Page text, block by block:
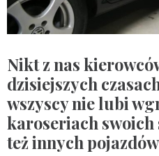
Nikt z nas
dzisiejszych
wszyscy nie lubi
karoseriach swoich
też innych